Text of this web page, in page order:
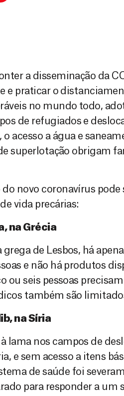
a disseminação da
e praticar o
no mundo todo,
de refugiados e
acesso a água e
superlotação obrigam
novo coronavírus pode
vida precárias:
na Grécia
de Lesbos, há
e não há produtos
ou seis pessoas
também são
na Síria
lama nos campos de
e sem acesso a itens
de saúde foi
para responder a um